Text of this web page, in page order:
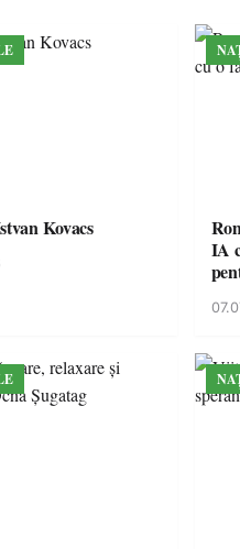
Kovacs
IA